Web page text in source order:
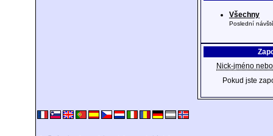
Všechny
Poslední
Nick-jméno
Pokud jste